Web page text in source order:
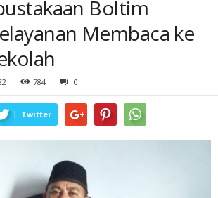
Boltim
Membaca ke
784 0
Twitter